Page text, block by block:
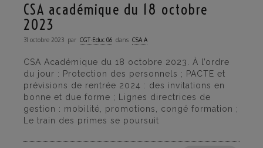
CSA académique du 18 octobre
2023
31 octobre 2023 par CGT·Educ 06 dans CSA A
CSA Académique du 18 octobre 2023. À l’ordre
du jour : Protection des personnels ; PACTE et
prévisions de rentrée 2024 : des invitations en
bonne et due forme ; Lignes directrices de
gestion : mobilité, promotions, congé formation ;
Le train des primes se poursuit